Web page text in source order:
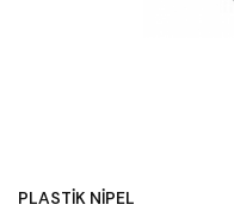
PLASTİK NİPEL